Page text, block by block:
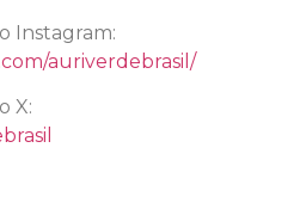
Instagram:
auriverdebrasil/
X: